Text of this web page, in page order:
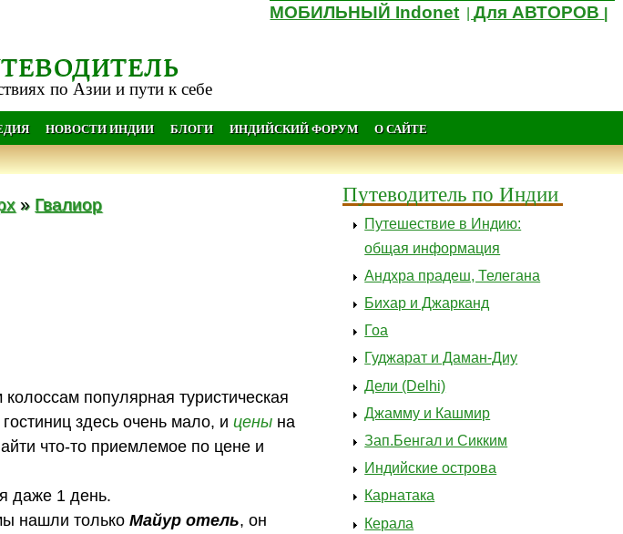
МОБИЛЬНЫЙ Indonet |Для АВТОРОВ
по Азии и пути к себе
НОВОСТИ ИНДИИ БЛОГИ ИНДИЙСКИЙ ФОРУМ О САЙТЕ
» Гвалиор
популярная туристическая
здесь очень мало, ицены на
что-то приемлемое по цене и
даже 1 день.
нашли толькоМайур отель, он
Путеводитель по Индии
Путешествие в Индию:
общая информация
Андхра прадеш, Телегана
Бихар и Джарканд
Гоа
Гуджарат и Даман-Диу
Дели (Delhi)
Джамму и Кашмир
Зап.Бенгал и Сикким
Индийские острова
Карнатака
Керала